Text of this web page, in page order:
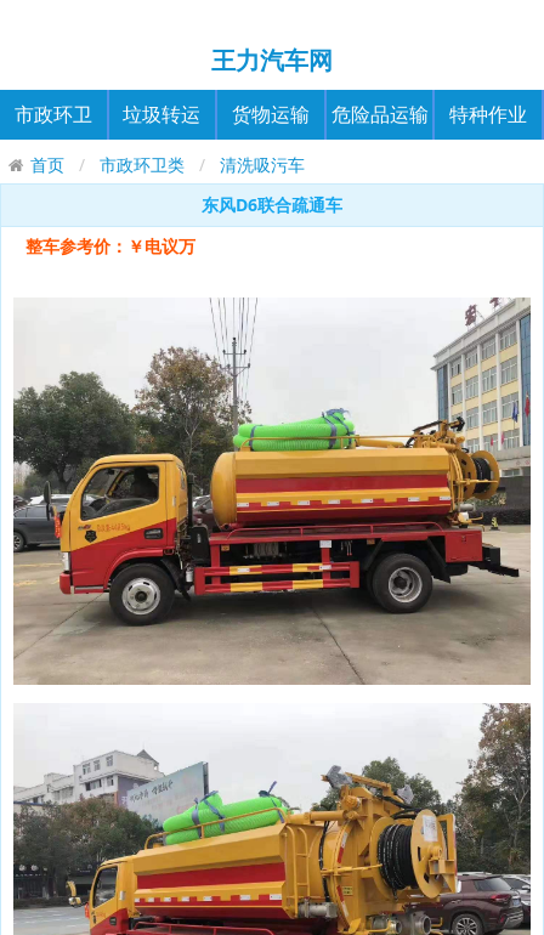
王力汽车网
市政环卫 垃圾转运 货物运输 危险品运输 特种作业
首页 市政环卫类
清洗吸污车
东风D6联合疏通车
整车参考价：￥电议万